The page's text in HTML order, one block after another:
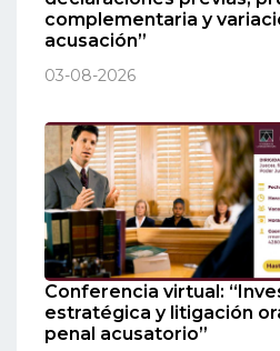
complementaria y
acusación”
03-08-2026
Conferencia virtual:
estratégica y litigación
penal acusatorio”